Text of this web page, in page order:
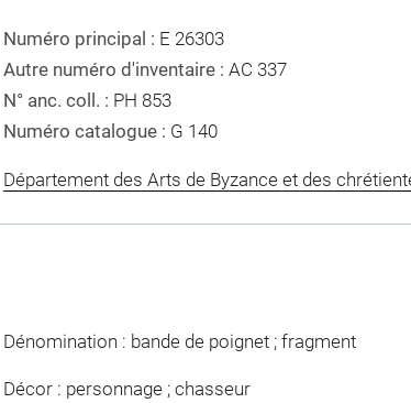
Numéro principal : E 26303
Autre numéro d'inventaire : AC 337
N° anc. coll. : PH 853
Numéro catalogue : G 140
Département des Arts de Byzance et des
Dénomination : bande de poignet ; fragment
Décor : personnage ; chasseur